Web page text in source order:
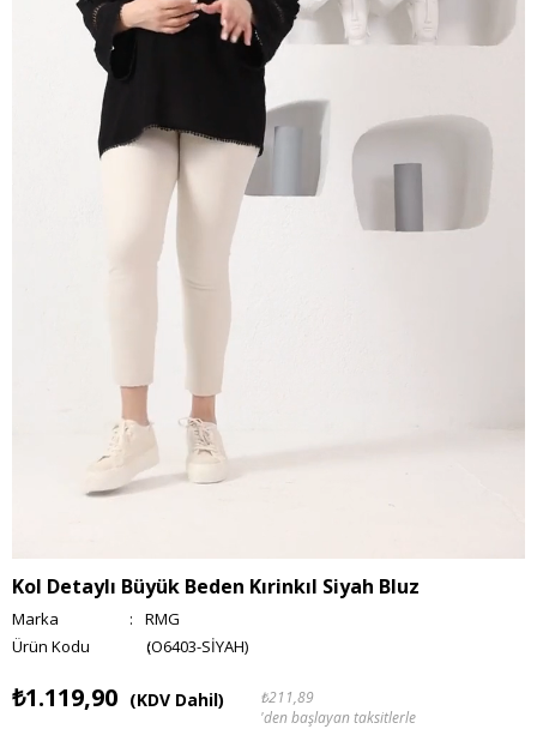
Kol Detaylı Büyük Beden Kırinkıl Siyah Bluz
Marka :
RMG
(O6403-SİYAH)
₺1.119,90 (KDV Dahil)
₺211,89
'den başlayan taksitlerle